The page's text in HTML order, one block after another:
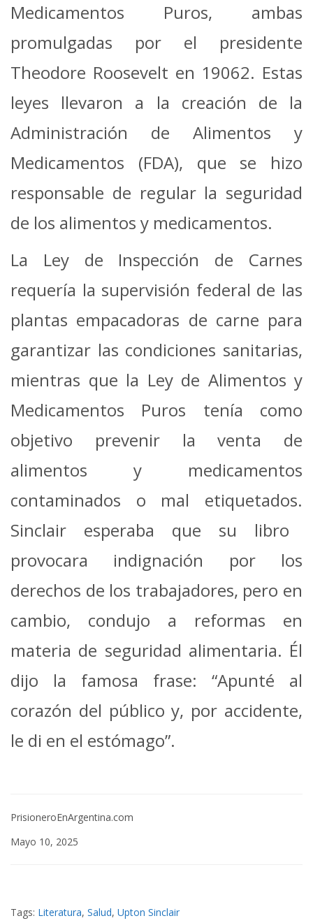
Medicamentos Puros, ambas
promulgadas por el presidente
Theodore Roosevelt en 19062. Estas
leyes llevaron a la creación de la
Administración de Alimentos y
Medicamentos (FDA), que se hizo
responsable de regular la seguridad
de los alimentos y medicamentos.
La Ley de Inspección de Carnes
requería la supervisión federal de las
plantas empacadoras de carne para
garantizar las condiciones sanitarias,
mientras que la Ley de Alimentos y
Medicamentos Puros tenía como
objetivo prevenir la venta de
alimentos y medicamentos
contaminados o mal etiquetados.
Sinclair esperaba que su libro
provocara indignación por los
derechos de los trabajadores, pero en
cambio, condujo a reformas en
materia de seguridad alimentaria. Él
dijo la famosa frase: “Apunté al
corazón del público y, por accidente,
le di en el estómago”.
PrisioneroEnArgentina.com
Mayo 10, 2025
Tags: Literatura, Salud, Upton Sinclair